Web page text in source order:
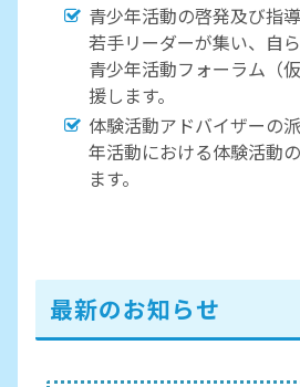
青少年活動の啓発及び指
若手リーダーが集い、自
青少年活動フォーラム（
援します。
体験活動アドバイザーの
年活動における体験活動
ます。
最新のお知らせ